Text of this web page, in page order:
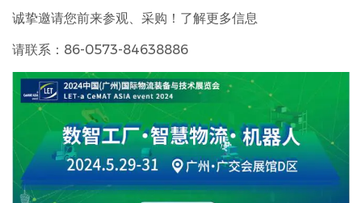
诚挚邀请您前来参观、采购！了解更多信息
请联系：86-0573-84638886